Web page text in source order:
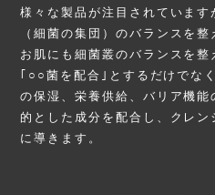
様々な製品が注目されていま
（細菌の集団）のバランスを整
お肌にも細菌叢のバランスを
｢○○菌を配合｣とするだけでな
の保湿、栄養供給、バリア機能
的とした成分を配合し、クレ
に導きます。